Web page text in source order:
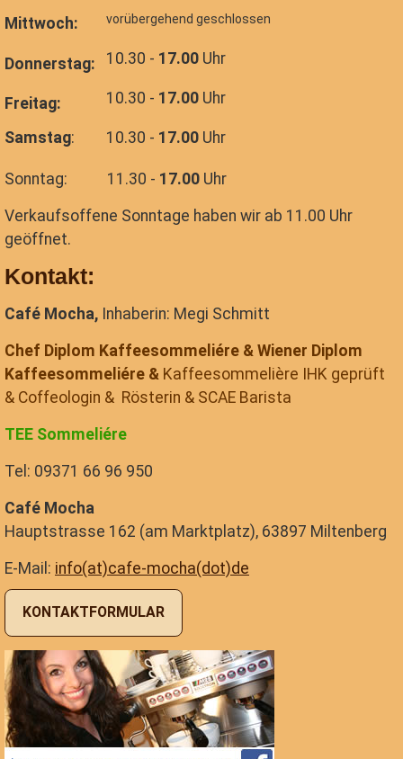
Mittwoch: vorübergehend geschlossen
Donnerstag: 10.30 - 17.00 Uhr
Freitag: 10.30 - 17.00 Uhr
Samstag: 10.30 - 17.00 Uhr
Sonntag: 11.30 - 17.00 Uhr
Verkaufsoffene Sonntage haben wir ab 11.00 Uhr
geöffnet.
Kontakt:
Café Mocha, Inhaberin: Megi Schmitt
Chef Diplom Kaffeesommeliére & Wiener Diplom
Kaffeesommeliére & Kaffeesommelière IHK geprüft
& Coffeologin & Rösterin & SCAE Barista
TEE Sommeliére
Tel: 09371 66 96 950
Café Mocha
Hauptstrasse 162 (am Marktplatz), 63897 Miltenberg
E-Mail: info(at)cafe-mocha(dot)de
KONTAKTFORMULAR